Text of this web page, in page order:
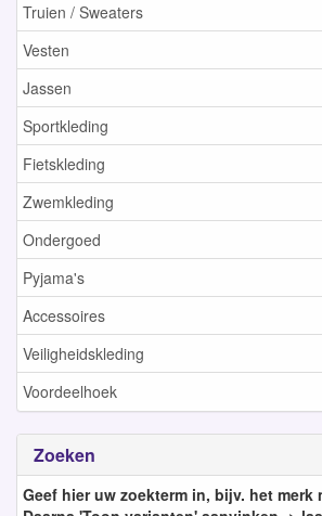
Truien / Sweaters
Vesten
Jassen
Sportkleding
Fietskleding
Zwemkleding
Ondergoed
Pyjama's
Accessoires
Veiligheidskleding
Voordeelhoek
Zoeken
Geef hier uw zoekterm in, bijv. het merk